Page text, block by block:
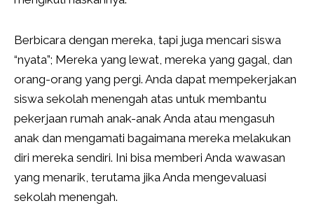
Berbicara dengan mereka, tapi juga mencari siswa
“nyata”; Mereka yang lewat, mereka yang gagal, dan
orang-orang yang pergi. Anda dapat mempekerjakan
siswa sekolah menengah atas untuk membantu
pekerjaan rumah anak-anak Anda atau mengasuh
anak dan mengamati bagaimana mereka melakukan
diri mereka sendiri. Ini bisa memberi Anda wawasan
yang menarik, terutama jika Anda mengevaluasi
sekolah menengah.